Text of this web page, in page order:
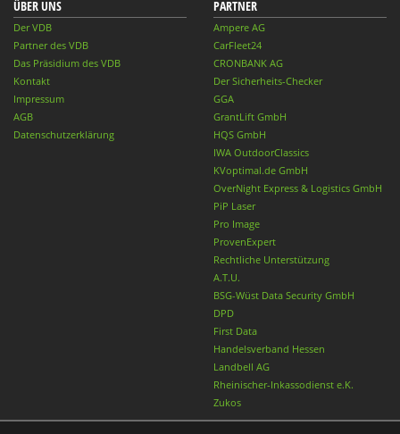
ÜBER UNS
Der VDB
Partner des VDB
Das Präsidium des VDB
Kontakt
Impressum
AGB
Datenschutzerklärung
PARTNER
Ampere AG
CarFleet24
CRONBANK AG
Der Sicherheits-Checker
GGA
GrantLift GmbH
HQS GmbH
IWA OutdoorClassics
KVoptimal.de GmbH
OverNight Express & Logistics GmbH
PiP Laser
Pro Image
ProvenExpert
Rechtliche Unterstützung
A.T.U.
BSG-Wüst Data Security GmbH
DPD
First Data
Handelsverband Hessen
Landbell AG
Rheinischer-Inkassodienst e.K.
Zukos